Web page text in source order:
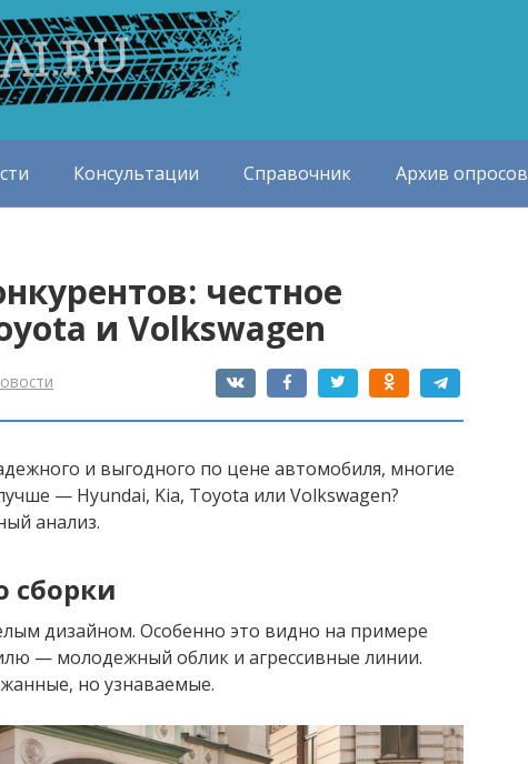
Консультации Справочник Архив опросов
честное
и Volkswagen
и выгодного по цене автомобиля, многие
— Hyundai, Kia, Toyota или Volkswagen?
анализ.
сборки
дизайном. Особенно это видно на примере
— молодежный облик и агрессивные линии.
но узнаваемые.